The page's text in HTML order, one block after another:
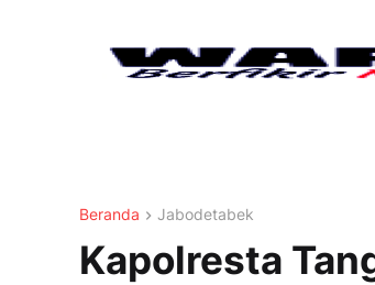
Beranda Jabodetabek
Kapolresta